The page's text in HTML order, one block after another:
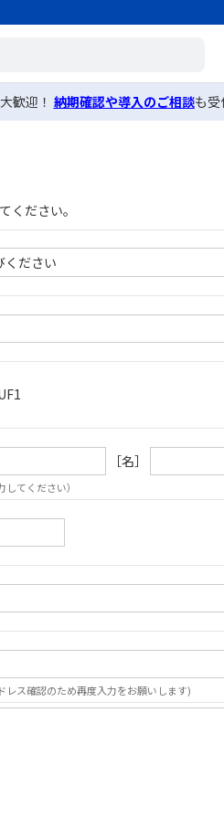
大歓迎！ 納期確認や導入のご相談も受
ください。
［名］
してください）
レス確認のため再度入力をお願いします)